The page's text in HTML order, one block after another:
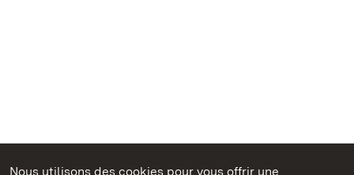
Nous utilisons des cookies pour vous offrir une